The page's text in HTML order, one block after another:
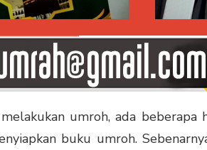
umroh, ada
buku umroh.